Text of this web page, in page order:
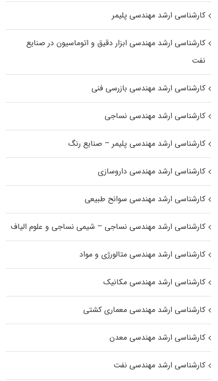
کارشناسی ارشد مهندسی پلیمر
کارشناسی ارشد مهندسی ابزار دقیق و اتوماسیون در صنایع
نفت
کارشناسی ارشد مهندسی بازرسی فنی
کارشناسی ارشد مهندسی نساجی
کارشناسی ارشد مهندسی پلیمر – صنایع رنگ
کارشناسی ارشد مهندسی داروسازی
کارشناسی ارشد مهندسی سوانح طبیعی
کارشناسی ارشد مهندسی نساجی – شیمی نساجی و علوم الیاف
کارشناسی ارشد مهندسی متالورژی و مواد
کارشناسی ارشد مهندسی مکانیک
کارشناسی ارشد مهندسی معماری کشتی
کارشناسی ارشد مهندسی معدن
کارشناسی ارشد مهندسی نفت